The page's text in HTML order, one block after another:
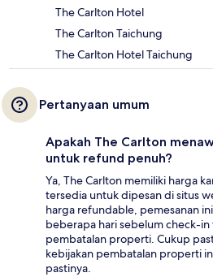
The Carlton Hotel
The Carlton Taichung
The Carlton Hotel Taichung
Pertanyaan umum
Apakah The Carlton
untuk refund penuh?
Ya, The Carlton memiliki harga
tersedia untuk dipesan di situs
harga refundable, pemesanan
beberapa hari sebelum check-
pembatalan properti. Cukup
kebijakan pembatalan properti
pastinya.